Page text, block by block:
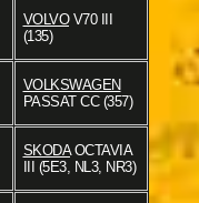
VOLVOV70 III
(135)
VOLKSWAGEN
PASSAT CC (357)
SKODAOCTAVIA
III (5E3, NL3, NR3)